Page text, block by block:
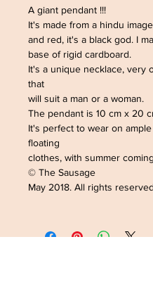
A giant pendant !!!
It's made from a hindu
and red, it's a black god. I
base of rigid cardboard.
It's a unique necklace, very
that
will suit a man or a woman.
The pendant is 10 cm x 20
It's perfect to wear on ample
floating
clothes, with summer
© The Sausage
May 2018. All rights reserved